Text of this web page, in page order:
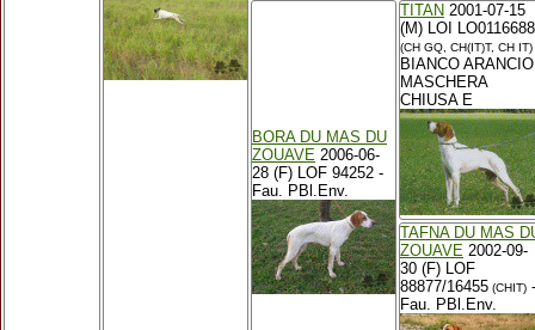
BORA DU MAS DU
ZOUAVE 2006-06-
28 (F) LOF 94252 -
Fau. PBl.Env.
TITAN 2001-07-15
(M) LOI
(CH GQ, CH(IT)T, CH IT)
BIANCO ARANCIO
MASCHERA
CHIUSA E
TAFNA DU MAS
ZOUAVE 2002-09-
30 (F) LOF
88877/16455 (CHIT) -
Fau. PBl.Env.